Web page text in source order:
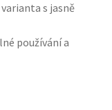
s jasně
používání a